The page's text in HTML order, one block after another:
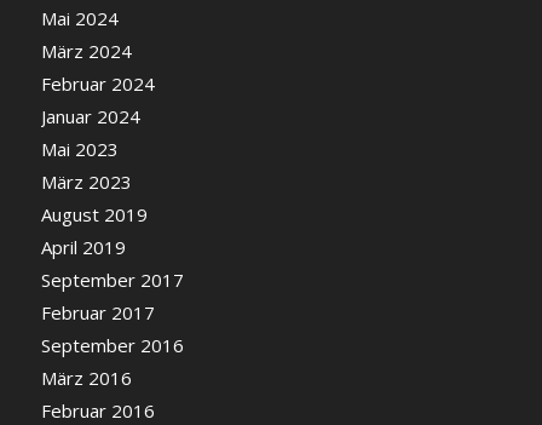
Mai 2024
März 2024
Februar 2024
Januar 2024
Mai 2023
März 2023
August 2019
April 2019
September 2017
Februar 2017
September 2016
März 2016
Februar 2016